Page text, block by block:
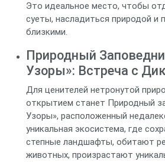
Это идеальное место, чтобы
суеты, насладиться природой и
близкими.
Природный
Узоры»: Встреча с
Для ценителей нетронутой
открытием станет Природный
Узоры», расположенный
уникальная экосистема, где
степные ландшафты, обитают
животных, произрастают